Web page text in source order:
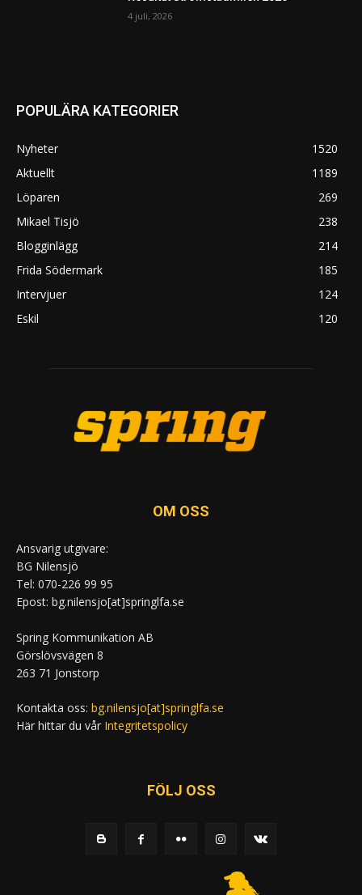
4 juli, 2026
POPULÄRA KATEGORIER
Nyheter
1520
Aktuellt
1189
Löparen
269
Mikael Tisjö
238
Blogginlägg
214
Frida Södermark
185
Intervjuer
124
Eskil
120
OM OSS
Ansvarig utgivare:
BG Nilensjö
Tel: 070-226 99 95
Epost: bg.nilensjo[at]springlfa.se
Spring Kommunikation AB
Görslövsvägen 8
263 71 Jonstorp
Kontakta oss: bg.nilensjo[at]springlfa.se
Här hittar du vår Integritetspolicy
FÖLJ OSS